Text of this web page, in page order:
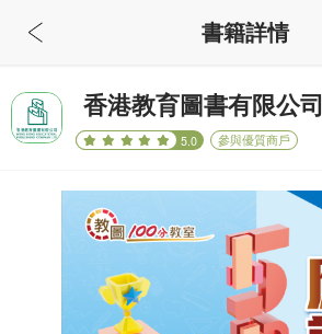
香港教育圖書有限公司
5.0 參與優質商戶
書籍詳情